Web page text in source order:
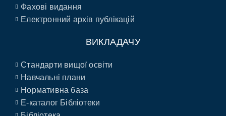
Фахові видання
Електронний архів публікацій
ВИКЛАДАЧУ
Стандарти вищої освіти
Навчальні плани
Нормативна база
E-каталог Бібліотеки